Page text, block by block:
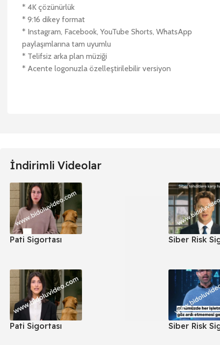
* 4K çözünürlük
* 9:16 dikey format
* Instagram, Facebook, YouTube Shorts, WhatsApp
paylaşımlarına tam uyumlu
* Telifsiz arka plan müziği
* Acente logonuzla özelleştirilebilir versiyon
İndirimli Videolar
Pati Sigortası Siber Risk
Pati Sigortası Siber Risk